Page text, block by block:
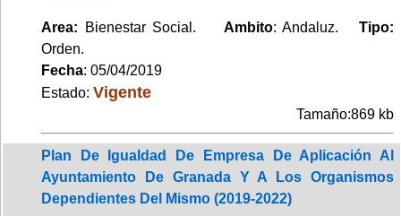
Area: Bienestar Social. Ambito: Andaluz.Tipo:
Orden.
Fecha: 05/04/2019
Estado: Vigente
Tamaño:869 kb
Plan De Igualdad De Empresa De Aplicación Al
Ayuntamiento De Granada Y A Los Organismos
Dependientes Del Mismo (2019-2022)